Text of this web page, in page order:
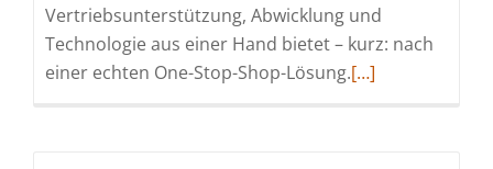
Vertriebsunterstützung, Abwicklung und
Technologie aus einer Hand bietet – kurz: nach
einer echten One-Stop-Shop-Lösung.Read
[…]